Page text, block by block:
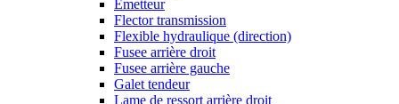
Emetteur
Flector transmission
Flexible hydraulique (direction)
Fusee arrière droit
Fusee arrière gauche
Galet tendeur
Lame de ressort arrière droit